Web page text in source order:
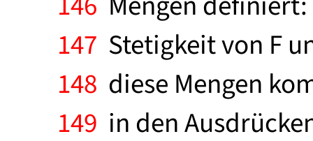
147 Stetigkeit von F
148 diese Mengen
149 in den